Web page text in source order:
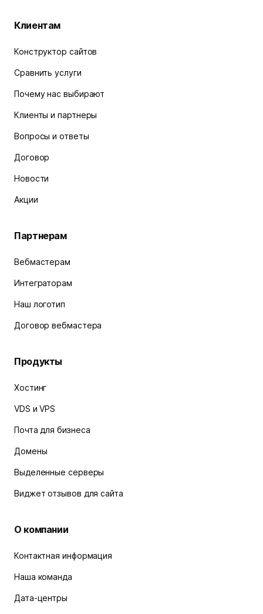
Клиентам
Конструктор сайтов
Сравнить услуги
Почему нас выбирают
Клиенты и партнеры
Вопросы и ответы
Договор
Новости
Акции
Партнерам
Вебмастерам
Интеграторам
Наш логотип
Договор вебмастера
Продукты
Хостинг
VDS и VPS
Почта для бизнеса
Домены
Выделенные серверы
Виджет отзывов для сайта
О компании
Контактная информация
Наша команда
Дата-центры